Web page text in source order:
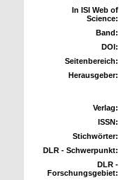
In ISI Web of
Science:
Band:
DOI:
Seitenbereich:
Herausgeber:
Verlag:
ISSN:
Stichwörter:
DLR - Schwerpunkt:
DLR -
Forschungsgebiet: